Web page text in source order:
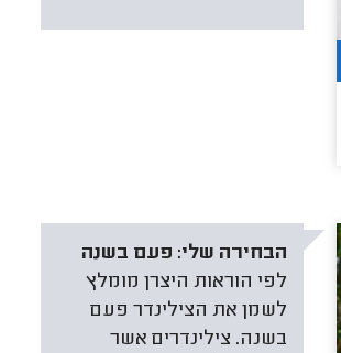
הבחירה שלי: פעם בשנה
לפי הוראות היצרן מומלץ
לשמן את הצילינדר פעם
בשנה. צילינדרים אשר